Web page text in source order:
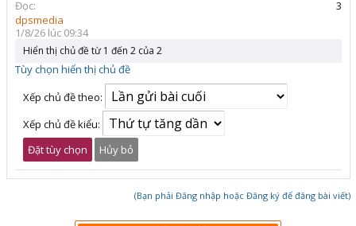
Đọc:
3
dpsmedia
1/8/26 lúc 09:34
Hiển thị chủ đề từ 1 đến 2 của 2
Tùy chọn hiển thị chủ đề
Xếp chủ đề theo:
Xếp chủ đề kiểu:
(Bạn phải Đăng nhập hoặc Đăng ký để đăng bài viết)